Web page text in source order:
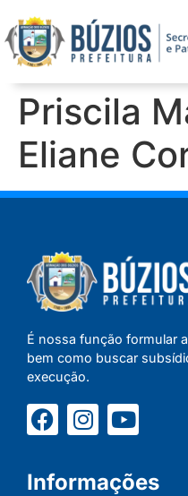
Priscila
Eliane
É nossa função formular
bem como buscar
execução.
Informações